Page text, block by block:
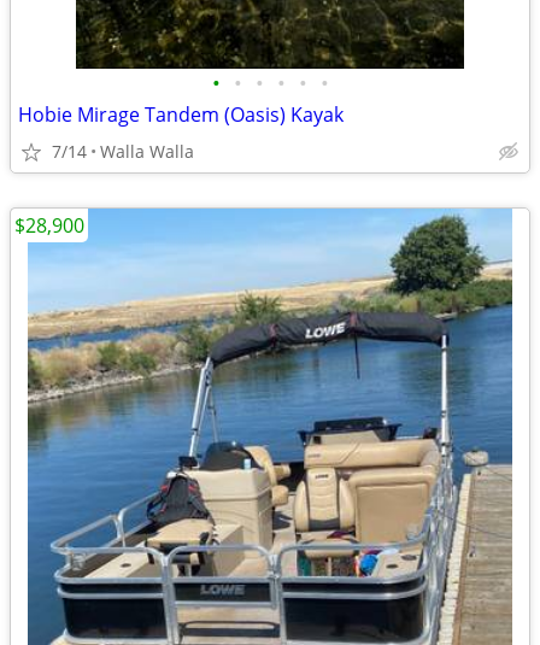
• • • • • •
Hobie Mirage Tandem (Oasis) Kayak
7/14 Walla Walla
$28,900